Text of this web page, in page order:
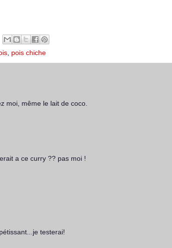
pois chiche
moi, même le lait de coco.
a ce curry ?? pas moi !
testerai!